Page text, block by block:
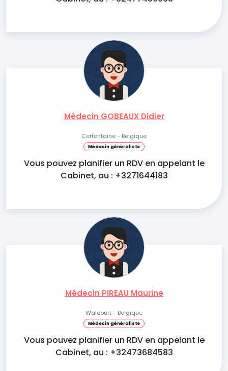
Médecin GOBEAUX Didier
Cerfontaine - Belgique
Médecin généraliste
Vous pouvez planifier un RDV en appelant le
Cabinet, au : +3271644183
Médecin PIREAU Maurine
Walcourt - Belgique
Médecin généraliste
Vous pouvez planifier un RDV en appelant le
Cabinet, au : +32473684583